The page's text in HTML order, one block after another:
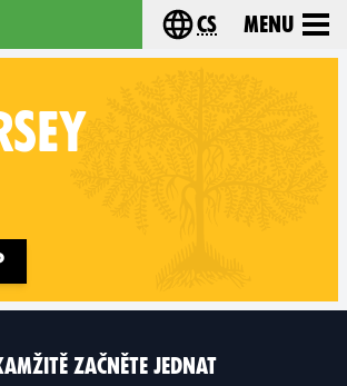
- Home Choose your
cs Menu
on
ZAČNĚTE JEDNAT